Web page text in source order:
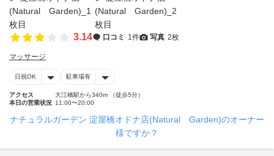
3.14 口コミ 1件 写真 2枚
マッサージ
日祝OK 駐車場有
アクセス
大江橋駅から340m （徒歩5分）
本日の営業状況 11:00〜20:00
ナチュラルガーデン 淀屋橋オドナ店(Natural Garden)のオーナー
様ですか？